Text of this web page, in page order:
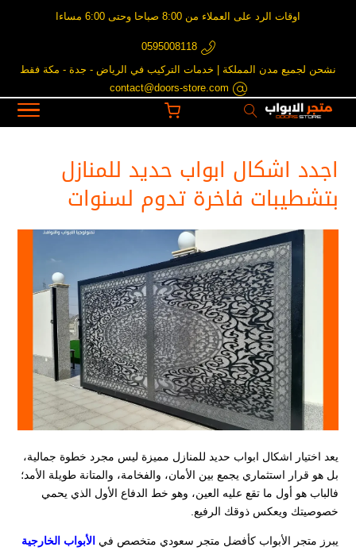
اوقات الرد على العملاء من 8:00 صباحا وحتى 6:00 مساءا
0595008118
نشحن لجميع مدن المملكة | خدمات التركيب في الرياض - جدة - مكة فقط
contact@doors-store.com
اجدد اشكال ابواب حديد للمنازل
بتشطيبات فاخرة تدوم لسنوات
يعد اختيار اشكال ابواب حديد للمنازل مميزة ليس مجرد خطوة جمالية،
بل هو قرار استثماري يجمع بين الأمان، والفخامة، والمتانة طويلة الأمد؛
فالباب هو أول ما تقع عليه العين، وهو خط الدفاع الأول الذي يحمي
خصوصيتك ويعكس ذوقك الرفيع.
يبرز متجر الأبواب كأفضل متجر سعودي متخصص في الأبواب الخارجية